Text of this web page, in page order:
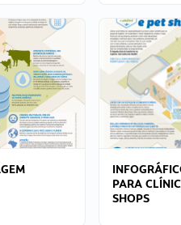
PARA
SHOPS